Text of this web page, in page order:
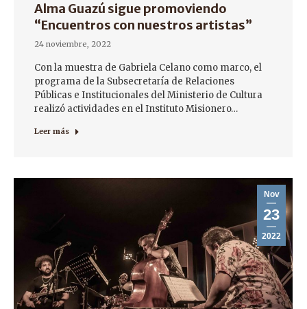
Alma Guazú sigue promoviendo
“Encuentros con nuestros artistas”
24 noviembre, 2022
Con la muestra de Gabriela Celano como marco, el
programa de la Subsecretaría de Relaciones
Públicas e Institucionales del Ministerio de Cultura
realizó actividades en el Instituto Misionero…
Leer más
Nov
23
2022